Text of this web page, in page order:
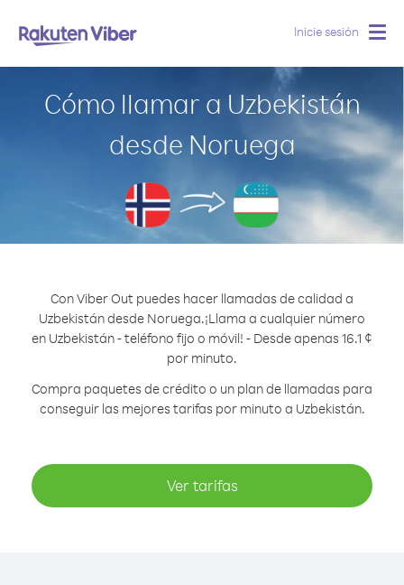
Inicie sesión
Cómo llamar a Uzbekistán
desde Noruega
Con Viber Out puedes hacer llamadas de calidad a
Uzbekistán desde Noruega.¡Llama a cualquier número
en Uzbekistán - teléfono fijo o móvil! - Desde apenas 16.1 ¢
por minuto.
Compra paquetes de crédito o un plan de llamadas para
conseguir las mejores tarifas por minuto a Uzbekistán.
Ver tarifas